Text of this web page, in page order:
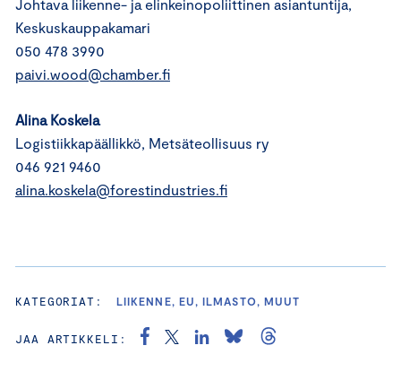
Johtava liikenne- ja elinkeinopoliittinen asiantuntija,
Keskuskauppakamari
050 478 3990
paivi.wood@chamber.fi
Alina Koskela
Logistiikkapäällikkö, Metsäteollisuus ry
046 921 9460
alina.koskela@forestindustries.fi
KATEGORIAT: LIIKENNE, EU, ILMASTO, MUUT
JAA ARTIKKELI: